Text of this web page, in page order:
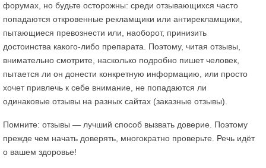
форумах, но будьте осторожны: среди отзывающихся часто
попадаются откровенные рекламщики или антирекламщики,
пытающиеся превознести или, наоборот, принизить
достоинства какого-либо препарата. Поэтому, читая отзывы,
внимательно смотрите, насколько подробно пишет человек,
пытается ли он донести конкретную информацию, или просто
хочет привлечь к себе внимание, не попадаются ли
одинаковые отзывы на разных сайтах (заказные отзывы).
Помните: отзывы — лучший способ вызвать доверие. Поэтому
прежде чем начать доверять, многократно проверьте. Речь идёт
о вашем здоровье!